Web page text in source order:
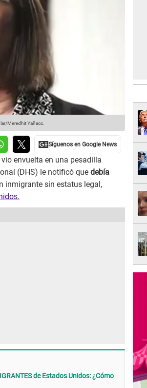
Meredhit Yañacc.
envuelta en una pesadilla
(DHS) le notificó que debía
inmigrante sin estatus legal,
de Estados Unidos: ¿Cómo